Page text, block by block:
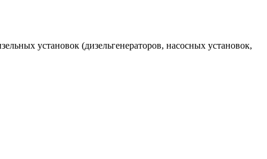
установок (дизельгенераторов, насосных установок,